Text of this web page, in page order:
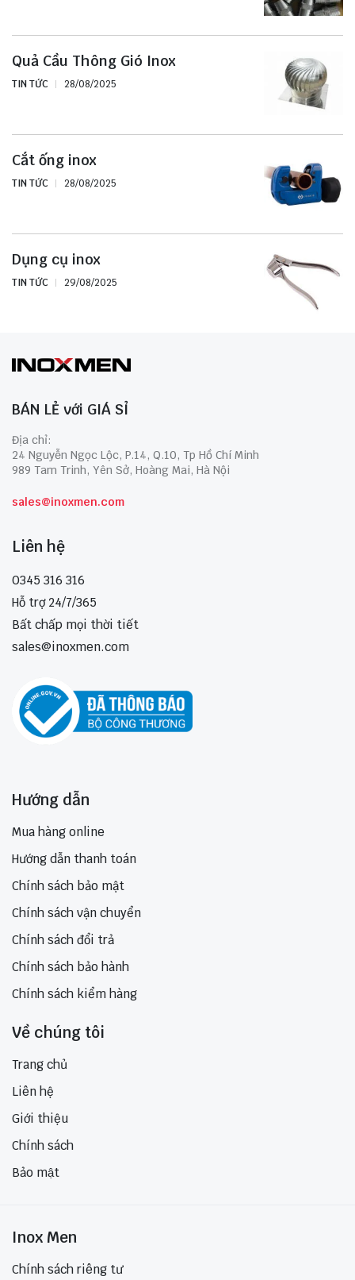
Quả Cầu Thông Gió Inox
TIN TỨC 28/08/2025
Cắt ống inox
TIN TỨC 28/08/2025
Dụng cụ inox
TIN TỨC 29/08/2025
BÁN LẺ với GIÁ SỈ
Địa chỉ:
24 Nguyễn Ngọc Lộc, P.14, Q.10, Tp Hồ Chí Minh
989 Tam Trinh, Yên Sở, Hoàng Mai, Hà Nội
sales@inoxmen.com
Liên hệ
0345 316 316
Hỗ trợ 24/7/365
Bất chấp mọi thời tiết
sales@inoxmen.com
Hướng dẫn
Mua hàng online
Hướng dẫn thanh toán
Chính sách bảo mật
Chính sách vận chuyển
Chính sách đổi trả
Chính sách bảo hành
Chính sách kiểm hàng
Về chúng tôi
Trang chủ
Liên hệ
Giới thiệu
Chính sách
Bảo mật
Inox Men
Chính sách riêng tư